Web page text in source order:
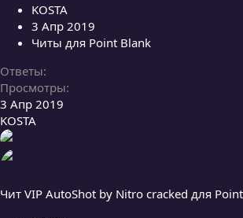
KOSTA
3 Апр 2019
Читы для Point Blank
Ответы
Просмотры
3 Апр 2019
KOSTA
Чит VIP AutoShot by Nitro cracked для